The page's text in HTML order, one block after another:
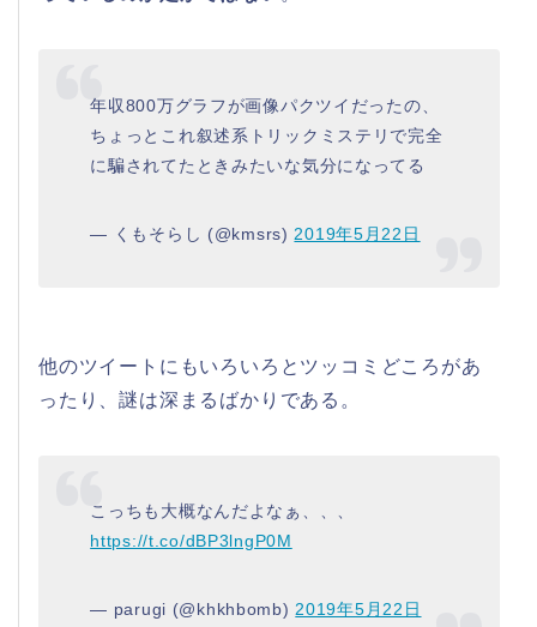
年収800万グラフが画像パクツイだったの、
ちょっとこれ叙述系トリックミステリで完全
に騙されてたときみたいな気分になってる
— くもそらし (@kmsrs) 2019年5月22日
他のツイートにもいろいろとツッコミどころがあ
ったり、謎は深まるばかりである。
こっちも大概なんだよなぁ、、、
https://t.co/dBP3lngP0M
— parugi (@khkhbomb)2019年5月22日